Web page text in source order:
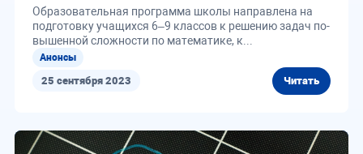
25 сентября 2023 Читать
Об­ра­зо­ва­тель­ная про­грам­ма шко­лы на­прав­ле­на на
под­го­тов­ку уча­щих­ся 6–9 клас­сов к ре­ше­нию за­дач по­
вы­шен­ной слож­но­сти по ма­те­ма­ти­ке, к...
Анонсы